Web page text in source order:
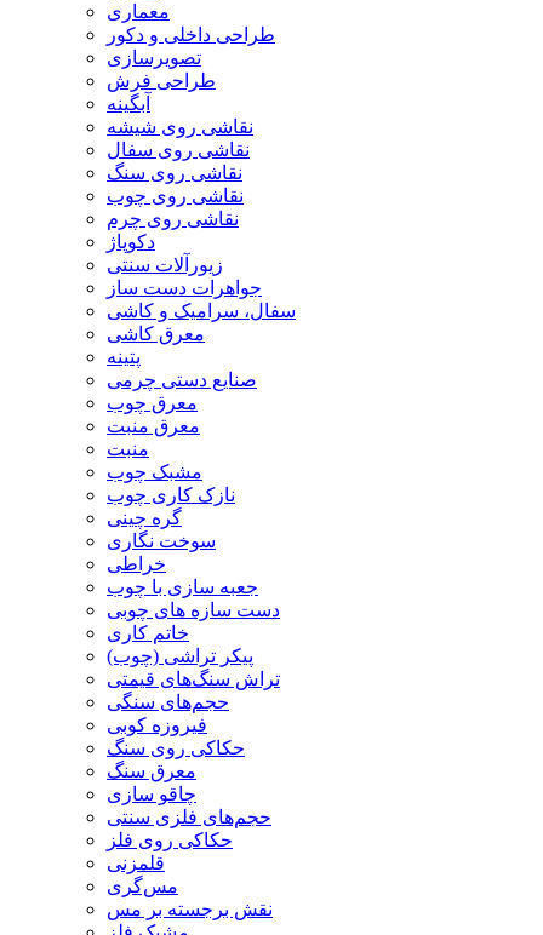
معماری
طراحی داخلی و دکور
تصویرسازی
طراحی فرش
آبگینه
نقاشی روی شیشه
نقاشی روی سفال
نقاشی روی سنگ
نقاشی روی چوب
نقاشی روی چرم
دکوپاژ
زیورآلات سنتی
جواهرات دست ساز
سفال، سرامیک و کاشی
معرق کاشی
پتینه
صنایع دستی چرمی
معرق چوب
معرق منبت
منبت
مشبک چوب
نازک کاری چوب
گره چینی
سوخت نگاری
خراطی
جعبه سازی با چوب
دست سازه های چوبی
خاتم کاری
پیکر تراشی (چوب)
تراش سنگ‌های قیمتی
حجم‌های سنگی
فیروزه کوبی
حکاکی روی سنگ
معرق سنگ
چاقو سازی
حجم‌های فلزی سنتی
حکاکی روی فلز
قلمزنی
مس‌گری
نقش برجسته بر مس